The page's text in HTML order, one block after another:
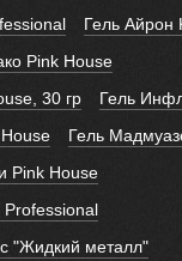
Гель Айрон
Pink House
30 гр
Гель
Гель
Pink House
"Жидкий металл"